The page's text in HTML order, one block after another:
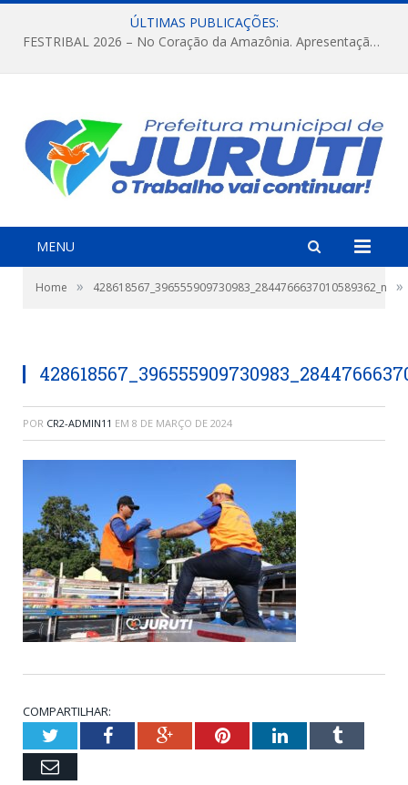
ÚLTIMAS PUBLICAÇÕES:
FESTRIBAL 2026 – No Coração da Amazônia. Apresentação da Munduruku.
MENU
Home » 428618567_396555909730983_2844766637010589362_n »
POR CR2-ADMIN11 EM 8 DE MARÇO DE 2024
COMPARTILHAR:
TwitterFacebookGoogle+PinterestLinkedInTumblr
Email